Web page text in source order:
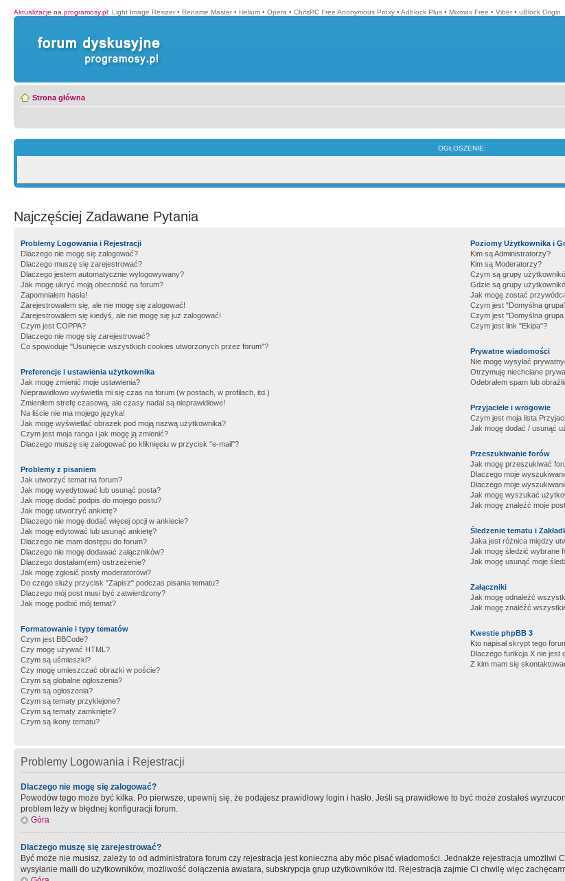
Aktualizacje na programosy.pl: Light Image Resizer • Rename Master • Helium • Opera • ChrisPC Free Anonymous Proxy • Adblock Plus • Mixmax Free • Viber • uBlock Origin
Strona główna
OGŁOSZENIE:
Najczęściej Zadawane Pytania
Problemy Logowania i Rejestracji
Dlaczego nie mogę się zalogować?
Dlaczego muszę się zarejestrować?
Dlaczego jestem automatycznie wylogowywany?
Jak mogę ukryć moją obecność na forum?
Zapomniałem hasła!
Zarejestrowałem się, ale nie mogę się zalogować!
Zarejestrowałem się kiedyś, ale nie mogę się już zalogować!
Czym jest COPPA?
Dlaczego nie mogę się zarejestrować?
Co spowoduje "Usunięcie wszystkich cookies utworzonych przez forum"?
Preferencje i ustawienia użytkownika
Jak mogę zmienić moje ustawienia?
Nieprawidłowo wyświetla mi się czas na forum (w postach, w profilach, itd.)
Zmieniłem strefę czasową, ale czasy nadal są nieprawidłowe!
Na liście nie ma mojego języka!
Jak mogę wyświetlać obrazek pod moją nazwą użytkownika?
Czym jest moja ranga i jak mogę ją zmienić?
Dlaczego muszę się zalogować po kliknięciu w przycisk "e-mail"?
Problemy z pisaniem
Jak utworzyć temat na forum?
Jak mogę wyedytować lub usunąć posta?
Jak mogę dodać podpis do mojego postu?
Jak mogę utworzyć ankietę?
Dlaczego nie mogę dodać więcej opcji w ankiecie?
Jak mogę edytować lub usunąć ankietę?
Dlaczego nie mam dostępu do forum?
Dlaczego nie mogę dodawać załączników?
Dlaczego dostałam(em) ostrzeżenie?
Jak mogę zgłosić posty moderatorowi?
Do czego służy przycisk "Zapisz" podczas pisania tematu?
Dlaczego mój post musi być zatwierdzony?
Jak mogę podbić mój temat?
Formatowanie i typy tematów
Czym jest BBCode?
Czy mogę używać HTML?
Czym są uśmieszki?
Czy mogę umieszczać obrazki w poście?
Czym są globalne ogłoszenia?
Czym są ogłoszenia?
Czym są tematy przyklejone?
Czym są tematy zamknięte?
Czym są ikony tematu?
Poziomy Użytkownika i
Kim są Administratorzy?
Kim są Moderatorzy?
Czym są grupy
Gdzie są grupy
Jak mogę zostać
Czym jest "Domyślna
Czym jest "Domyślna
Czym jest link "Ekipa"?
Prywatne wiadomości
Nie mogę wysyłać
Otrzymuję niechciane
Odebrałem spam lub
Przyjaciele i wrogowie
Czym jest moja lista
Jak mogę dodać / usunąć
Przeszukiwanie forów
Jak mogę przeszukiwać
Dlaczego moje
Dlaczego moje
Jak mogę wyszukać
Jak mogę znaleźć moje
Śledzenie tematu i
Jaka jest różnica między
Jak mogę śledzić wybrane
Jak mogę usunąć moje
Załączniki
Jak mogę odnaleźć
Jak mogę znaleźć
Kwestie phpBB 3
Kto napisał skrypt tego
Dlaczego funkcja X nie jest
Z kim mam się
Problemy Logowania i Rejestracji
Dlaczego nie mogę się zalogować?
Powodów tego może być kilka. Po pierwsze, upewnij się, że podajesz prawidłowy login i hasło. Jeśli są prawidłowe to być może zostałeś
problem leży w błędnej konfiguracji forum.
Góra
Dlaczego muszę się zarejestrować?
Być może nie musisz, zależy to od administratora forum czy rejestracja jest konieczna aby móc pisać wiadomości. Jednakże rejestracja
wysyłanie maili do użytkowników, możliwość dołączenia awatara, subskrypcja grup użytkowników itd. Rejestracja zajmie Ci chwilę więc